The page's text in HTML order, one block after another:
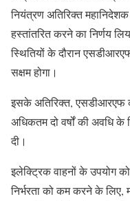
नियंत्रण अतिरिक्त महानिदेशक
हस्तांतरित करने का निर्णय
स्थितियों के दौरान
सक्षम होगा।
इसके अतिरिक्त,
अधिकतम दो वर्षों की अवधि के
दी।
इलेक्ट्रिक वाहनों के उपयोग
निर्भरता को कम करने के लिए,